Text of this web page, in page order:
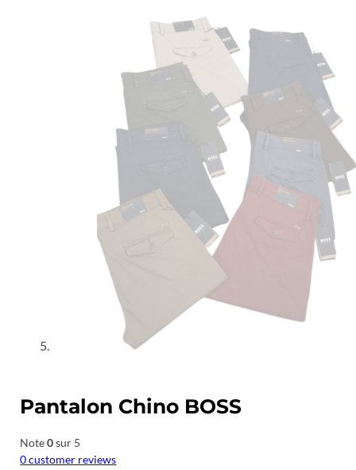
Pantalon Chino BOSS
Note0sur 5
0customer reviews